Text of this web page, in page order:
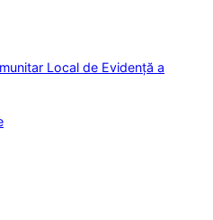
Local de Evidență a